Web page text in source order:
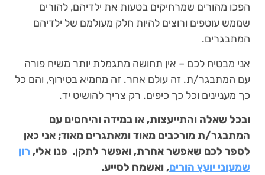
הפכו מהורים שמרחיקים בטעות את ילדיהם, להורים
שממש עוטפים ורוצים להיות חלק מעולמם של ילדיהם
המתבגרים.
אני מבטיח לכם – אין תחושה מתגמלת יותר משיח פורה
עם המתבגר/ת. זה עולם אחר. זה מחמיא בטירוף, והם כל
כך מעניינים וכל כך כיפים. רק צריך להושיט יד.
ובכל שאלה והתייעצות, או במידה והיחסים עם
המתבגר/ת מורכבים מאוד ומאתגרים מאוד; אני כאן
לספר לכם שאפשר אחרת, ואפשר לתקן. פנו אלי, רון
שמעוני יועץ הורים, ואשמח לסייע.